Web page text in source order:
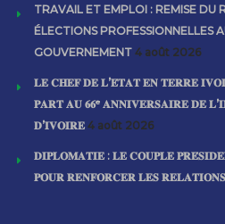
TRAVAIL ET EMPLOI : REMISE DU
ÉLECTIONS PROFESSIONNELLES
GOUVERNEMENT 4 août 2026
𝐋𝐄 𝐂𝐇𝐄𝐅 𝐃𝐄 𝐋’𝐄́𝐓𝐀𝐓 𝐄𝐍 𝐓𝐄𝐑𝐑𝐄
𝐏𝐀𝐑𝐓 𝐀𝐔 𝟔𝟔ᵉ 𝐀𝐍𝐍𝐈𝐕𝐄𝐑𝐒𝐀𝐈𝐑𝐄 𝐃𝐄
𝐃’𝐈𝐕𝐎𝐈𝐑𝐄 4 août 2026
𝐃𝐈𝐏𝐋𝐎𝐌𝐀𝐓𝐈𝐄 : 𝐋𝐄 𝐂𝐎𝐔𝐏𝐋𝐄
𝐏𝐎𝐔𝐑 𝐑𝐄𝐍𝐅𝐎𝐑𝐂𝐄𝐑 𝐋𝐄𝐒